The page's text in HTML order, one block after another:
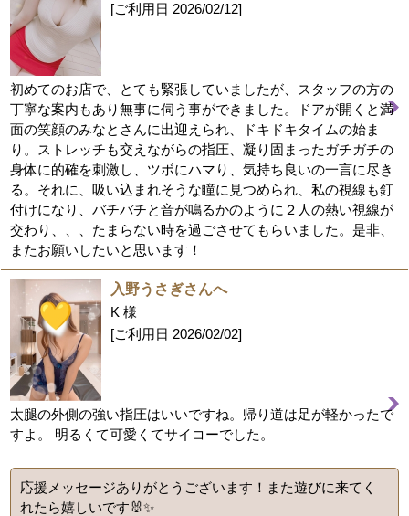
[ご利用日 2026/02/12]
初めてのお店で、とても緊張していましたが、スタッフの方の
丁寧な案内もあり無事に伺う事ができました。ドアが開くと満
面の笑顔のみなとさんに出迎えられ、ドキドキタイムの始ま
り。ストレッチも交えながらの指圧、凝り固まったガチガチの
身体に的確を刺激し、ツボにハマり、気持ち良いの一言に尽き
る。それに、吸い込まれそうな瞳に見つめられ、私の視線も釘
付けになり、バチバチと音が鳴るかのように２人の熱い視線が
交わり、、、たまらない時を過ごさせてもらいました。是非、
またお願いしたいと思います！
入野うさぎさんへ
K 様
[ご利用日 2026/02/02]
太腿の外側の強い指圧はいいですね。帰り道は足が軽かったで
すよ。 明るくて可愛くてサイコーでした。
応援メッセージありがとうございます！また遊びに来てく
れたら嬉しいです🐰✨